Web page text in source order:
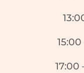
17:00